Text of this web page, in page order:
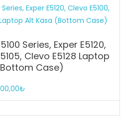
Series, Exper E5120,
Clevo E5128 Laptop
Case)
₺